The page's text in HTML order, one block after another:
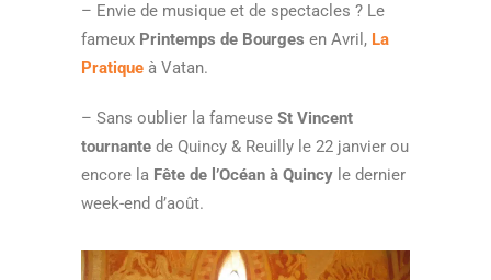
– Envie de musique et de spectacles ? Le
fameux Printemps de Bourges en Avril, La
Pratique à Vatan.
– Sans oublier la fameuse St Vincent
tournante de Quincy & Reuilly le 22 janvier ou
encore la Fête de l’Océan à Quincy le dernier
week-end d’août.